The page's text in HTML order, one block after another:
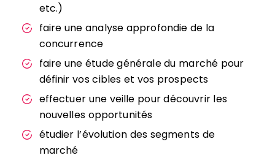
etc.)
faire une analyse approfondie de la
concurrence
faire une étude générale du marché pour
définir vos cibles et vos prospects
effectuer une veille pour découvrir les
nouvelles opportunités
étudier l’évolution des segments de
marché